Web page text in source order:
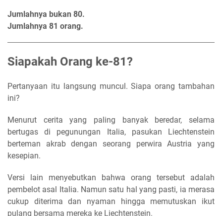
Jumlahnya bukan 80.
Jumlahnya 81 orang.
Siapakah Orang ke-81?
Pertanyaan itu langsung muncul. Siapa orang tambahan
ini?
Menurut cerita yang paling banyak beredar, selama
bertugas di pegunungan Italia, pasukan Liechtenstein
berteman akrab dengan seorang perwira Austria yang
kesepian.
Versi lain menyebutkan bahwa orang tersebut adalah
pembelot asal Italia. Namun satu hal yang pasti, ia merasa
cukup diterima dan nyaman hingga memutuskan ikut
pulang bersama mereka ke Liechtenstein.